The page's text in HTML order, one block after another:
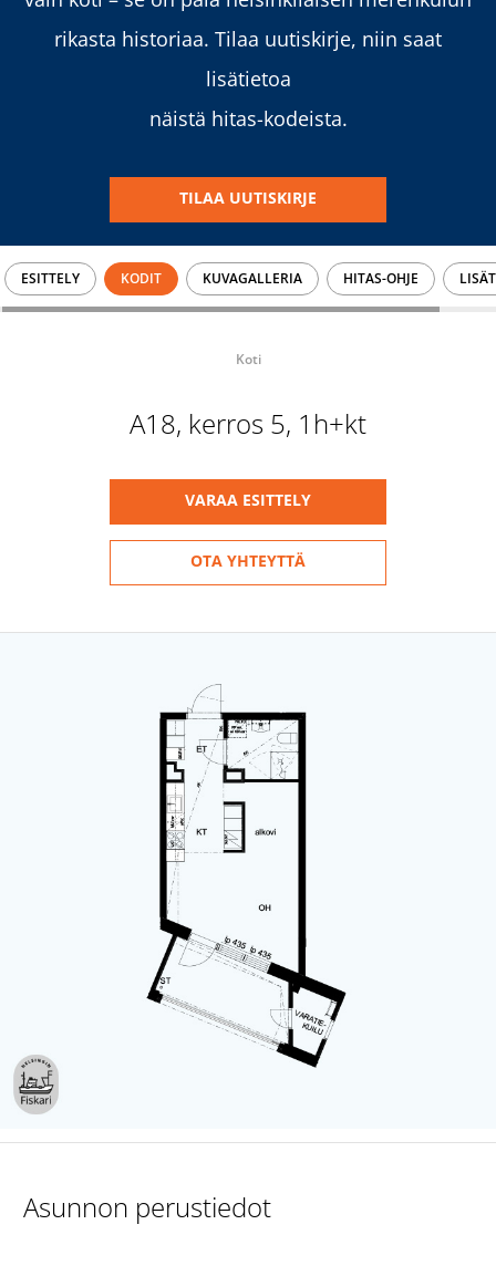
rikasta historiaa. Tilaa uutiskirje, niin saat
lisätietoa
näistä hitas-kodeista.
TILAA UUTISKIRJE
ESITTELY KODIT KUVAGALLERIA HITAS-OHJE
Koti
A18, kerros 5, 1h+kt
VARAA ESITTELY
OTA YHTEYTTÄ
Asunnon perustiedot